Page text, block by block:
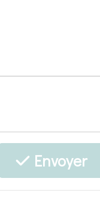
Envoyer